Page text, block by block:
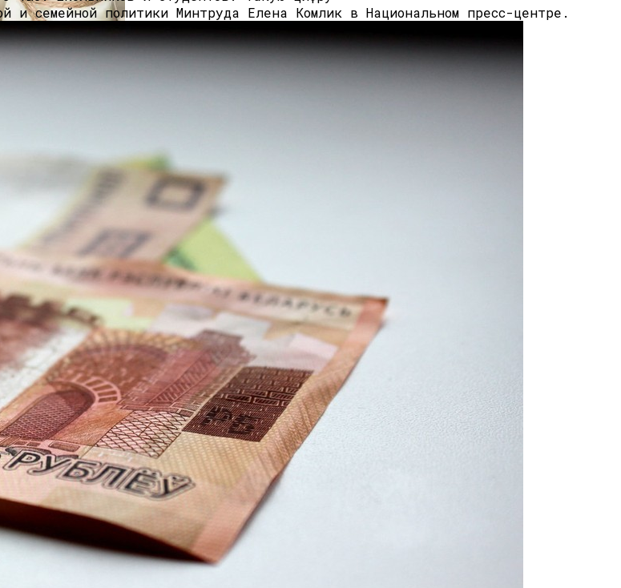
Хватит, Чтобы Спасти Жизнь Троим Детям
К Ним Сегодня
При Расходе 6 Л На «сотню»
Зимы?
и семейной политики Минтруда Елена Комлик в Национальном пресс-центре.